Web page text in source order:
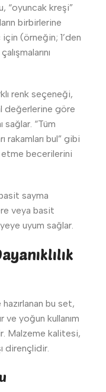
“oyuncak kreşi”
birbirlerine
(örneğin; 1’den
renk seçeneği,
değerlerine göre
sağlar. “Tüm
rakamları bul” gibi
becerilerini
sayma
veya basit
uyum sağlar.
bu set,
ve yoğun kullanım
Malzeme kalitesi,
dirençlidir.